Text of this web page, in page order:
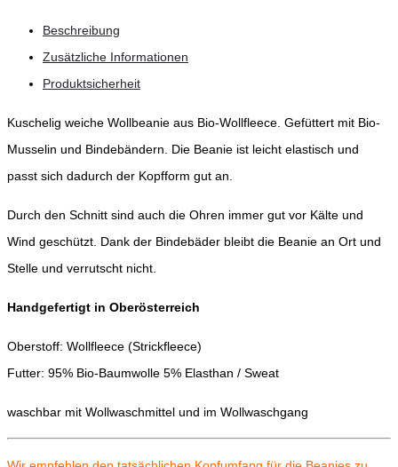
Beschreibung
Zusätzliche Informationen
Produktsicherheit
Kuschelig weiche Wollbeanie aus Bio-Wollfleece. Gefüttert mit Bio-
Musselin und Bindebändern. Die Beanie ist leicht elastisch und
passt sich dadurch der Kopfform gut an.
Durch den Schnitt sind auch die Ohren immer gut vor Kälte und
Wind geschützt. Dank der Bindebäder bleibt die Beanie an Ort und
Stelle und verrutscht nicht.
Handgefertigt in Oberösterreich
Oberstoff: Wollfleece (Strickfleece)
Futter: 95% Bio-Baumwolle 5% Elasthan / Sweat
waschbar mit Wollwaschmittel und im Wollwaschgang